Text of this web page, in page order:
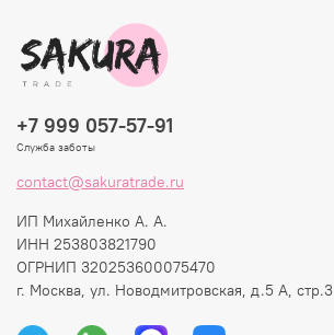
+7 999 057-57-91
Служба заботы
contact@sakuratrade.ru
ИП Михайленко А. А.
ИНН 253803821790
ОГРНИП 320253600075470
г. Москва, ул. Новодмитровская, д.5 А, стр.3